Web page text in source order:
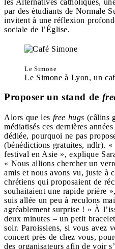
par des étudiants de Normale
invitent à une réflexion
sociale de l’Église.
Le Simone
Le Simone à Lyon, un
Proposer un stand de
Alors que les free hugs (câlins
médiatisés ces dernières
dédiée, pourquoi ne pas
(bénédictions gratuites, ndlr). «
festival en Asie », explique
« Nous allions chercher un
amis et nous avons vu, juste à
chrétiens qui proposaient de
souhaitaient une rapide prière
suis allée un peu à reculons
agréablement surprise ! » À
deux minutes – un petit
soir. Paroissiens, si vous avez
concert près de chez vous,
des organisateurs afin de voir